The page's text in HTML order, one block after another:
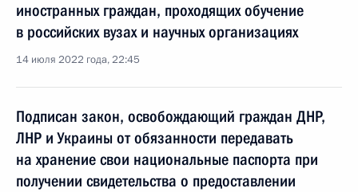
иностранных граждан, проходящих обучение
в российских вузах и научных организациях
14 июля 2022 года, 22:45
Подписан закон, освобождающий граждан ДНР,
ЛНР и Украины от обязанности передавать
на хранение свои национальные паспорта при
получении свидетельства о предоставлении